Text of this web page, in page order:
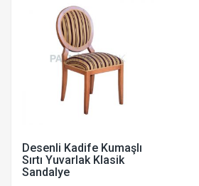
Desenli Kadife Kumaşlı
Sırtı Yuvarlak Klasik
Sandalye